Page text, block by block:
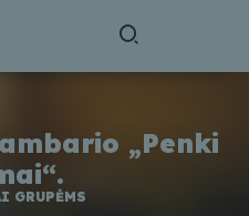
„Penki
GRUPĖMS